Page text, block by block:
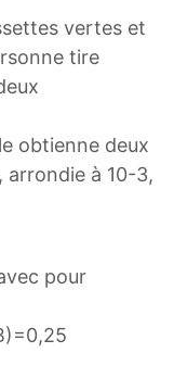
vertes et
tire
obtienne deux
arrondie à 10-3,
pour